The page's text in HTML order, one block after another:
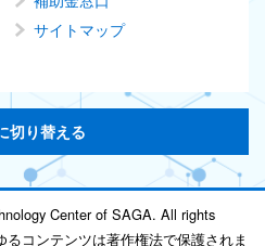
サイトマップ
切り替える
Center of SAGA. All rights
コンテンツは著作権法で保護されま